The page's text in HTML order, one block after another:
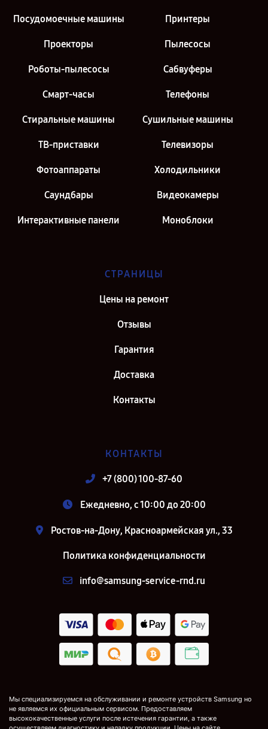
Посудомоечные машины Принтеры
Проекторы Пылесосы
Роботы-пылесосы Сабвуферы
Смарт-часы Телефоны
Стиральные машины Сушильные машины
ТВ-приставки Телевизоры
Фотоаппараты Холодильники
Саундбары Видеокамеры
Интерактивные панели Моноблоки
СТРАНИЦЫ
Цены на ремонт
Отзывы
Гарантия
Доставка
Контакты
КОНТАКТЫ
+7 (800) 100-87-60
Ежедневно, с 10:00 до 20:00
Ростов-на-Дону, Красноармейская ул., 33
Политика конфиденциальности
info@samsung-service-rnd.ru
Мы специализируемся на обслуживании и ремонте устройств Samsung но
не являемся их официальным сервисом. Предоставляем
высококачественные услуги после истечения гарантии, а также